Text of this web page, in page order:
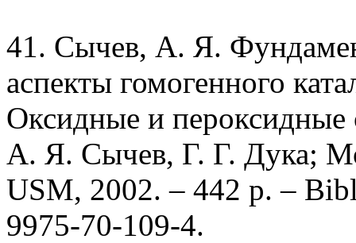
41. Сычев, А. Я.
аспекты гомогенного
Оксидные и
А. Я. Сычев, Г. Г. Дука;
USM, 2002. – 442 р. –
9975-70-109-4.